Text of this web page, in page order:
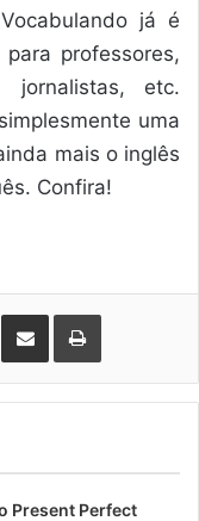
já é
professores,
jornalistas, etc.
uma
mais o inglês
Confira!
Compartilhar via e-mail Imprimir
Present Perfect